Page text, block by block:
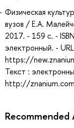
Физическая
вузов / Е.А.
2017. - 159 с. -
электронный. -
https://
Текст :
http://
Recommended